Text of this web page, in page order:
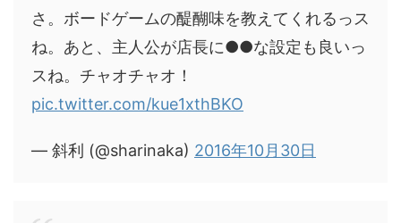
さ。ボードゲームの醍醐味を教えてくれるっス
ね。あと、主人公が店長に●●な設定も良いっ
スね。チャオチャオ！
pic.twitter.com/kue1xthBKO
— 斜利 (@sharinaka) 2016年10月30日